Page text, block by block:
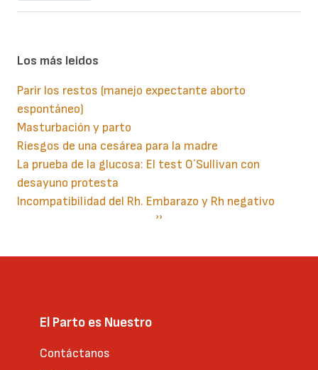
Los más leidos
Parir los restos (manejo expectante aborto
espontáneo)
Masturbación y parto
Riesgos de una cesárea para la madre
La prueba de la glucosa: El test O´Sullivan con
desayuno protesta
Incompatibilidad del Rh. Embarazo y Rh negativo
Siguiente
››
El Parto es Nuestro
Contáctanos